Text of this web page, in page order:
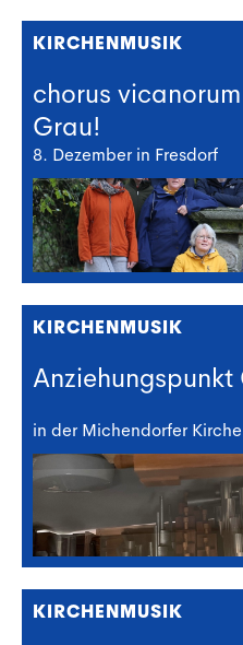
KIRCHENMUSIK
chorus
Grau!
8. Dezember in Fresdorf
KIRCHENMUSIK
Anziehungspunkt
in der Michendorfer Kirche
KIRCHENMUSIK